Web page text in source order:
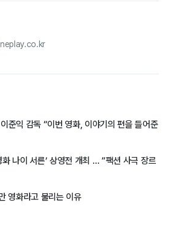
준익 감독 “이번 영화, 이야기의 편을 들어준
화 나이 서른’ 상영전 개최 … “팩션 사극 장르
영화라고 불리는 이유